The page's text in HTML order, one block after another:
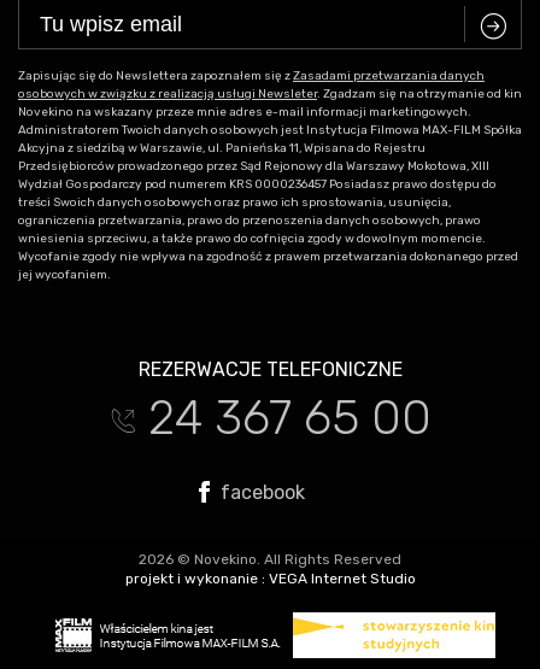
C
Zapisując się do Newslettera zapoznałem się zZasadami przetwarzania danych
osobowych w związku z realizacją usługi Newsleter. Zgadzam się na otrzymanie od kin
Novekino na wskazany przeze mnie adres e-mail informacji marketingowych.
Administratorem Twoich danych osobowych jest Instytucja Filmowa MAX-FILM Spółka
Akcyjna z siedzibą w Warszawie, ul. Panieńska 11, Wpisana do Rejestru
Przedsiębiorców prowadzonego przez Sąd Rejonowy dla Warszawy Mokotowa, XIII
Wydział Gospodarczy pod numerem KRS 0000236457 Posiadasz prawo dostępu do
treści Swoich danych osobowych oraz prawo ich sprostowania, usunięcia,
ograniczenia przetwarzania, prawo do przenoszenia danych osobowych, prawo
wniesienia sprzeciwu, a także prawo do cofnięcia zgody w dowolnym momencie.
Wycofanie zgody nie wpływa na zgodność z prawem przetwarzania dokonanego przed
jej wycofaniem.
REZERWACJE TELEFONICZNE
t 24 367 65 00
facebook
2026 © Novekino. All Rights Reserved
projekt i wykonanie : VEGA Internet Studio